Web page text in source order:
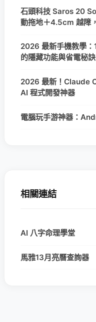
石頭科技 Saros 20
動拖地＋4.5cm 越障
2026 最新手機教學
的隱藏功能與省電秘訣
2026 最新！Claude
AI 程式開發神器
電腦玩手游神器：
相關連結
AI 八字命理學堂
馬雅13月亮曆查詢器